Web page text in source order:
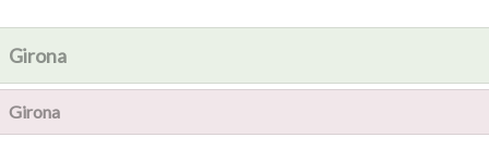
Girona
Girona